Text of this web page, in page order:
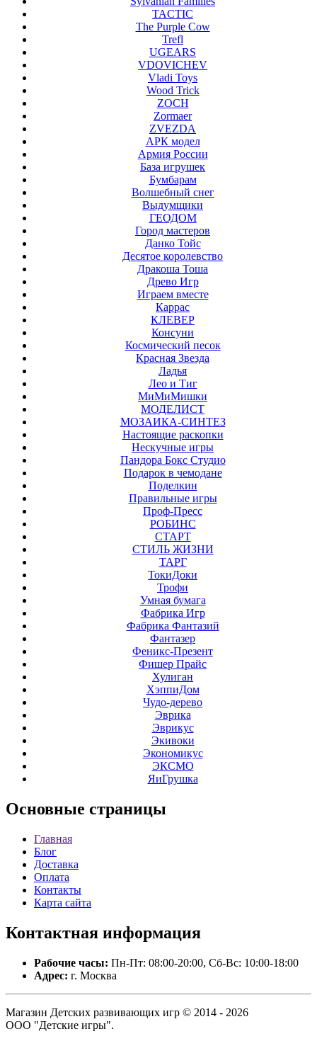
TACTIC
The Purple Cow
Trefl
UGEARS
VDOVICHEV
Vladi Toys
Wood Trick
ZOCH
Zormaer
ZVEZDA
АРК модел
Армия России
База игрушек
Бумбарам
Волшебный снег
Выдумщики
ГЕОДОМ
Город мастеров
Данко Тойс
Десятое королевство
Дракоша Тоша
Древо Игр
Играем вместе
Каррас
КЛЕВЕР
Консуни
Космический песок
Красная Звезда
Ладья
Лео и Тиг
МиМиМишки
МОДЕЛИСТ
МОЗАИКА-СИНТЕЗ
Настоящие раскопки
Нескучные игры
Пандора Бокс Студио
Подарок в чемодане
Поделкин
Правильные игры
Проф-Пресс
РОБИНС
СТАРТ
СТИЛЬ ЖИЗНИ
ТАРГ
ТокиДоки
Трофи
Умная бумага
Фабрика Игр
Фабрика Фантазий
Фантазер
Феникс-Презент
Фишер Прайс
Хулиган
ХэппиДом
Чудо-дерево
Эврика
Эврикус
Экивоки
Экономикус
ЭКСМО
ЯиГрушка
Основные страницы
Главная
Блог
Доставка
Оплата
Контакты
Карта сайта
Контактная информация
Рабочие часы: Пн-Пт: 08:00-20:00, Сб-Вс: 10:00-18:00
Адрес: г. Москва
Магазин Детских развивающих игр © 2014 - 2026
ООО "Детские игры".